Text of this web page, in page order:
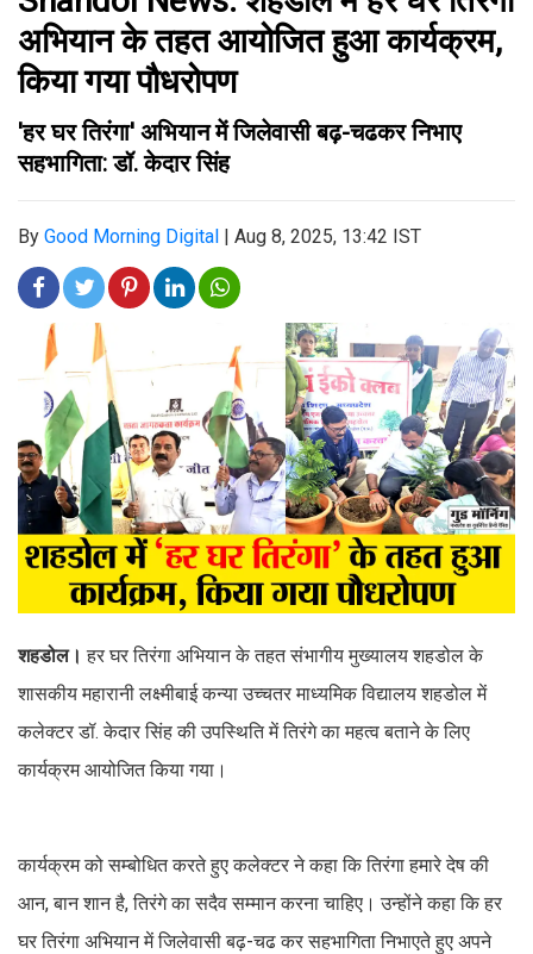
अभियान के तहत आयोजित हुआ कार्यक्रम,
किया गया पौधरोपण
'हर घर तिरंगा' अभियान में जिलेवासी बढ़-चढकर निभाए
सहभागिता: डॉ. केदार सिंह
By Good Morning Digital | Aug 8, 2025, 13:42 IST
शहडोल।हर घर तिरंगा अभियान के तहत संभागीय मुख्यालय शहडोल के
शासकीय महारानी लक्ष्मीबाई कन्या उच्चतर माध्यमिक विद्यालय शहडोल में
कलेक्टर डॉ. केदार सिंह की उपस्थिति में तिरंगे का महत्व बताने के लिए
कार्यक्रम आयोजित किया गया।
कार्यक्रम को सम्बोधित करते हुए कलेक्टर ने कहा कि तिरंगा हमारे देष की
आन, बान शान है, तिरंगे का सदैव सम्मान करना चाहिए। उन्होंने कहा कि हर
घर तिरंगा अभियान में जिलेवासी बढ़-चढ कर सहभागिता निभाएते हुए अपने